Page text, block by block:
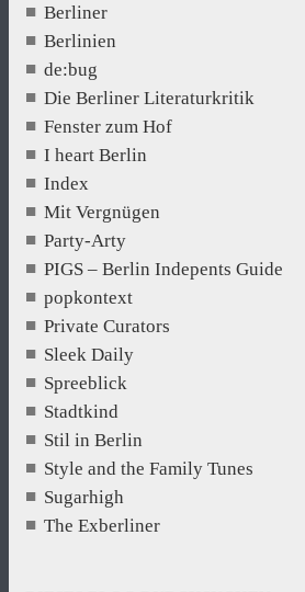
Berliner
Berlinien
de:bug
Die Berliner Literaturkritik
Fenster zum Hof
I heart Berlin
Index
Mit Vergnügen
Party-Arty
PIGS – Berlin Indepents Guide
popkontext
Private Curators
Sleek Daily
Spreeblick
Stadtkind
Stil in Berlin
Style and the Family Tunes
Sugarhigh
The Exberliner